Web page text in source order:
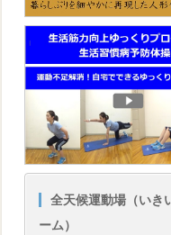
全天候運動場（いきいきド
ーム）